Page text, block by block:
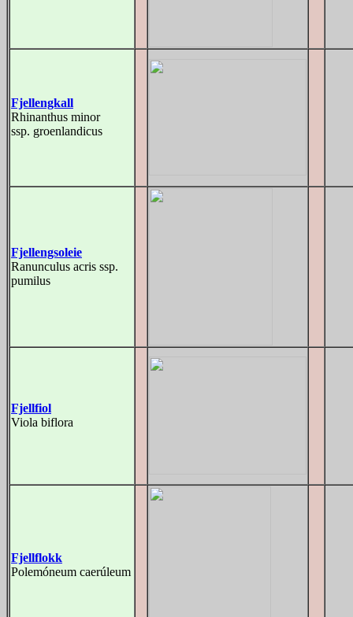
Fjellengkall
Rhinanthus minor
ssp. groenlandicus
Fjellengsoleie
Ranunculus acris ssp.
pumilus
Fjellfiol
Viola biflora
Fjellflokk
Polemóneum caerúleum